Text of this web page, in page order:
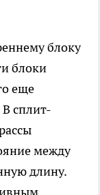
блоку
блоки
еще
сплит-
между
длину.